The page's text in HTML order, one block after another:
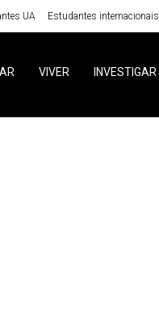
UA Estudantes internacionais
VIVER INVESTIGAR